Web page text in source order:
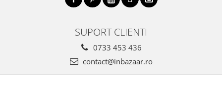
SUPORT CLIENTI
0733 453 436
contact@inbazaar.ro